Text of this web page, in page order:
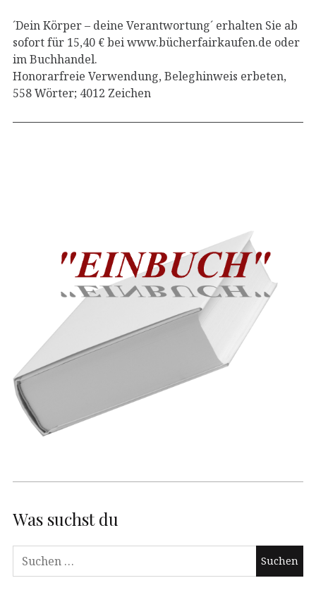
´Dein Körper – deine Verantwortung´ erhalten Sie ab
sofort für 15,40 € bei www.bücherfairkaufen.de oder
im Buchhandel.
Honorarfreie Verwendung, Beleghinweis erbeten,
558 Wörter; 4012 Zeichen
Was suchst du
Suchen